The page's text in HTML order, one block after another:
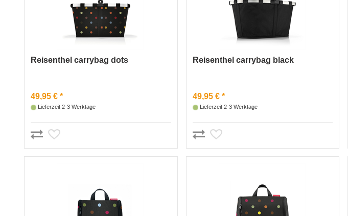
Reisenthel carrybag dots
49,95 € *
Lieferzeit 2-3 Werktage
Reisenthel carrybag black
49,95 € *
Lieferzeit 2-3 Werktage